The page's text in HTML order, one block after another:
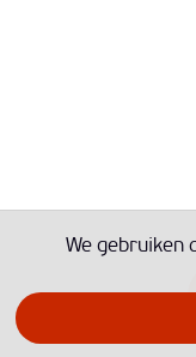
We gebruiken